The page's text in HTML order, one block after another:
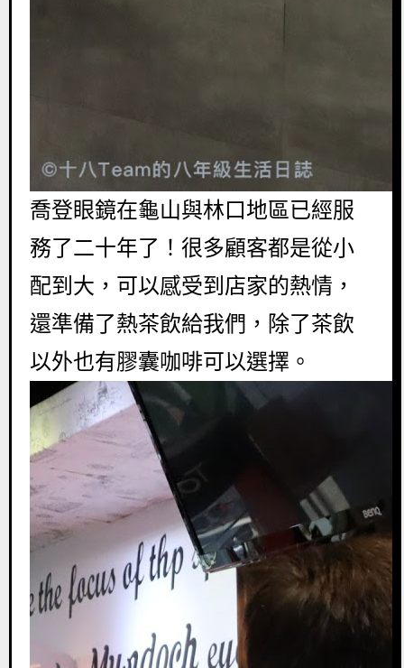
喬登眼鏡在龜山與林口地區已經服
務了二十年了！很多顧客都是從小
配到大，可以感受到店家的熱情，
還準備了熱茶飲給我們，除了茶飲
以外也有膠囊咖啡可以選擇。